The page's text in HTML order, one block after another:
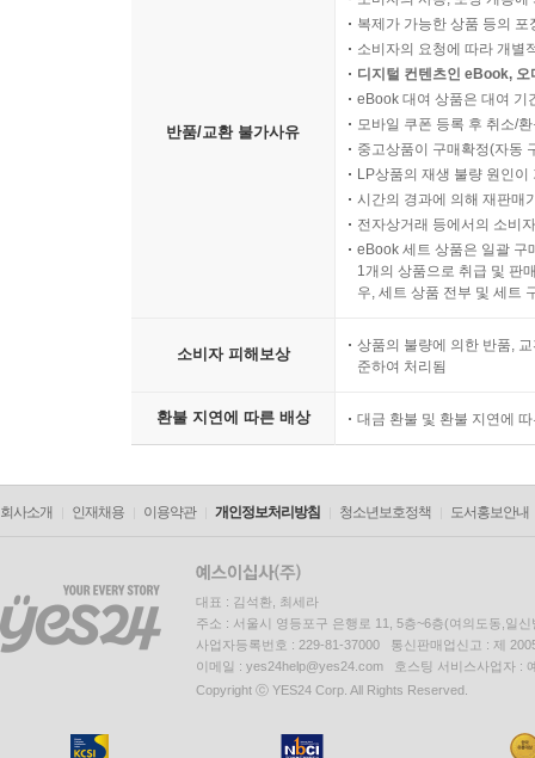
반품/교환 불가사유
복제가 가능한 상품 등의
소비자의 요청에 따라 개별
디지털 컨텐츠인 eBook,
eBook 대여 상품은 대여 기
모바일 쿠폰 등록 후 취소/
중고상품이 구매확정(자동
LP상품의 재생 불량 원인
시간의 경과에 의해 재판매
전자상거래 등에서의 소비
eBook 세트 상품은 일괄 구
1개의 상품으로 취급 및 판
우, 세트 상품 전부 및 세트
소비자 피해보상
상품의 불량에 의한 반품,
준하여 처리됨
환불 지연에 따른 배상 대금 환불 및 환불 지연에
회사소개 인재채용 이용약관 개인정보처리방침 청소년보호정책 도서홍보안내
대표 : 김석환, 최세라
주소 : 서울시 영등포구 은행로 11, 5층~6층(여의도동,일신
사업자등록번호 : 229-81-37000 통신판매업신고 : 제
이메일 : yes24help@yes24.com 호스팅 서비스사업자 :
Copyright ⓒ YES24 Corp. All Rights Reserved.